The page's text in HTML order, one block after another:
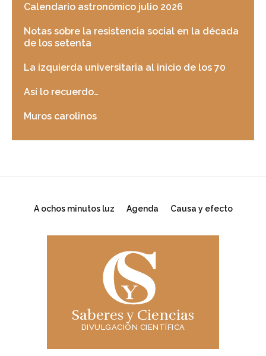
Calendario astronómico julio 2026
Notas sobre la resistencia social en la década
de los setenta
La izquierda universitaria al inicio de los 70
Así lo recuerdo…
Muros carolinos
A ochos minutos luz Agenda Causa y efecto
Saberes y Ciencias
DIVULGACIÓN CIENTÍFICA